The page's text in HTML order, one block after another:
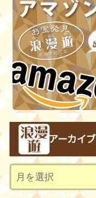
アーカイブ
ー